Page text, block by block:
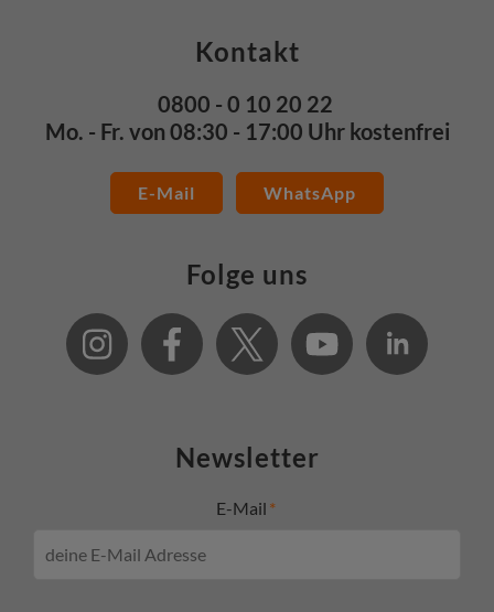
Kontakt
0800 - 0 10 20 22
Mo. - Fr. von 08:30 - 17:00 Uhr kostenfrei
E-Mail WhatsApp
Folge uns
Newsletter
E-Mail